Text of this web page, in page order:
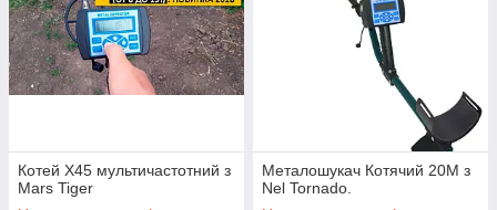
Котей Х45 мультичастотний з
Mars Tiger
Металошукач Котячий 20М з
Nel Tornado.